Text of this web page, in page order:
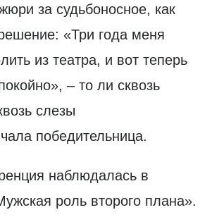
за судьбоносное, как
«Три года меня
из театра, и вот теперь
– то ли сквозь
слезы
победительница.
наблюдалась в
роль второго плана».